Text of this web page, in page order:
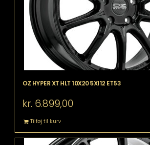
OZ HYPER XT HLT 10X20 5X112 ET53
kr. 6.899,00
Tilføj til kurv